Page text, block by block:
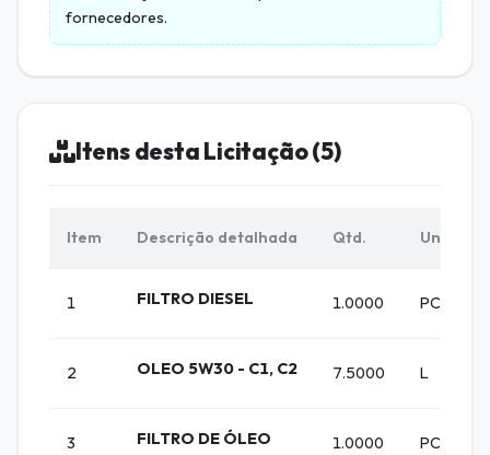
fornecedores.
Itens desta Licitação (5)
Item Descrição detalhada Qtd. Unid.
1 FILTRO DIESEL 1.0000 PC
2 OLEO 5W30 - C1, C2 7.5000 L
3 FILTRO DE ÓLEO 1.0000 PC